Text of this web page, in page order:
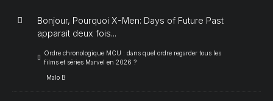
Bonjour, Pourquoi X-Men: Days of Future Past
apparait deux fois...
Ordre chronologique MCU : dans quel ordre regarder tous les
films et séries Marvel en 2026 ?
Malo B